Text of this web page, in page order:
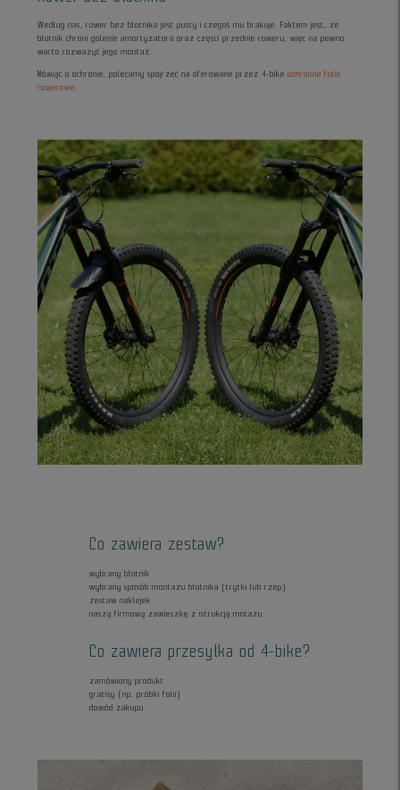
Według nas, rower bez błotnika jest pusty i czegoś mu brakuje. Faktem jest, że
błotnik chroni golenie amortyzatora oraz części przednie roweru, więc na pewno
warto rozważyć jego montaż.
Mówiąc o ochronie, polecamy spojrzeć na oferowane przez 4-bikeochronne folie
rowerowe.
Co zawiera zestaw?
wybrany błotnik
wybrany sposób montażu błotnika (trytki lub rzep)
zestaw naklejek
naszą firmową zawieszkę z istrukcją mntażu
Co zawiera przesyłka od 4-bike?
zamówiony produkt
gratisy (np. próbki folii)
dowód zakupu